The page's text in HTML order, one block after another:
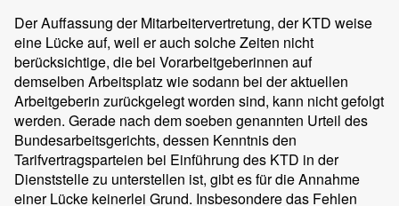
Der Auffassung der Mitarbeitervertretung, der KTD weise
eine Lücke auf, weil er auch solche Zeiten nicht
berücksichtige, die bei Vorarbeitgeberinnen auf
demselben Arbeitsplatz wie sodann bei der aktuellen
Arbeitgeberin zurückgelegt worden sind, kann nicht gefolgt
werden. Gerade nach dem soeben genannten Urteil des
Bundesarbeitsgerichts, dessen Kenntnis den
Tarifvertragsparteien bei Einführung des KTD in der
Dienststelle zu unterstellen ist, gibt es für die Annahme
einer Lücke keinerlei Grund. Insbesondere das Fehlen